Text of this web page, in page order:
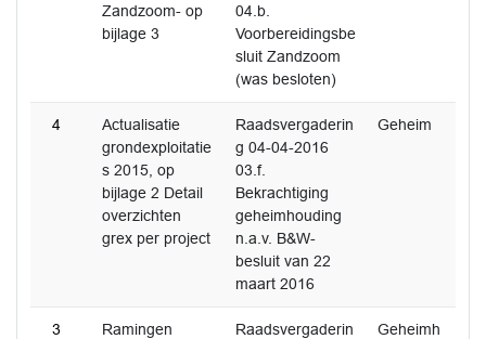
Zandzoom- op
bijlage 3
04.b.
Voorbereidingsbe
sluit Zandzoom
(was besloten)
4
Actualisatie
grondexploitatie
s 2015, op
bijlage 2 Detail
overzichten
grex per project
Raadsvergaderin
g 04-04-2016
03.f.
Bekrachtiging
geheimhouding
n.a.v. B&W-
besluit van 22
maart 2016
Geheim
3
Ramingen
Raadsvergaderin
Geheimh